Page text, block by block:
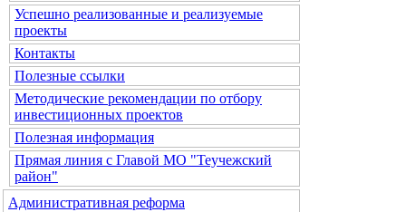
Успешно реализованные и реализуемые
проекты
Контакты
Полезные ссылки
Методические рекомендации по отбору
инвестиционных проектов
Полезная информация
Прямая линия с Главой МО "Теучежский
район"
Административная реформа